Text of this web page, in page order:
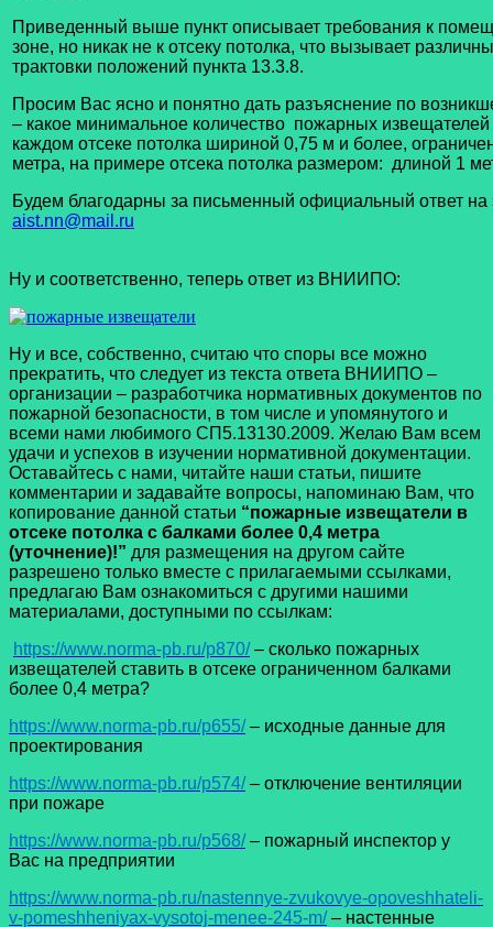
Приведенный выше пункт описывает требования к
зоне, но никак не к отсеку потолка, что вызывает
трактовки положений пункта 13.3.8.
Просим Вас ясно и понятно дать разъяснение по
– какое минимальное количество пожарных извещателей
каждом отсеке потолка шириной 0,75 м и более,
метра, на примере отсека потолка размером: длиной 1
Будем благодарны за письменный официальный ответ
aist.nn@mail.ru
Ну и соответственно, теперь ответ из ВНИИПО:
Ну и все, собственно, считаю что споры все можно
прекратить, что следует из текста ответа ВНИИПО –
организации – разработчика нормативных документов по
пожарной безопасности, в том числе и упомянутого и
всеми нами любимого СП5.13130.2009. Желаю Вам всем
удачи и успехов в изучении нормативной документации.
Оставайтесь с нами, читайте наши статьи, пишите
комментарии и задавайте вопросы, напоминаю Вам, что
копирование данной статьи “пожарные извещатели в
отсеке потолка с балками более 0,4 метра
(уточнение)!” для размещения на другом сайте
разрешено только вместе с прилагаемыми ссылками,
предлагаю Вам ознакомиться с другими нашими
материалами, доступными по ссылкам:
https://www.norma-pb.ru/p870/– сколько пожарных
извещателей ставить в отсеке ограниченном балками
более 0,4 метра?
https://www.norma-pb.ru/p655/– исходные данные для
проектирования
https://www.norma-pb.ru/p574/– отключение вентиляции
при пожаре
https://www.norma-pb.ru/p568/– пожарный инспектор у
Вас на предприятии
https://www.norma-pb.ru/nastennye-zvukovye-opoveshhateli-
v-pomeshheniyax-vysotoj-menee-245-m/– настенные